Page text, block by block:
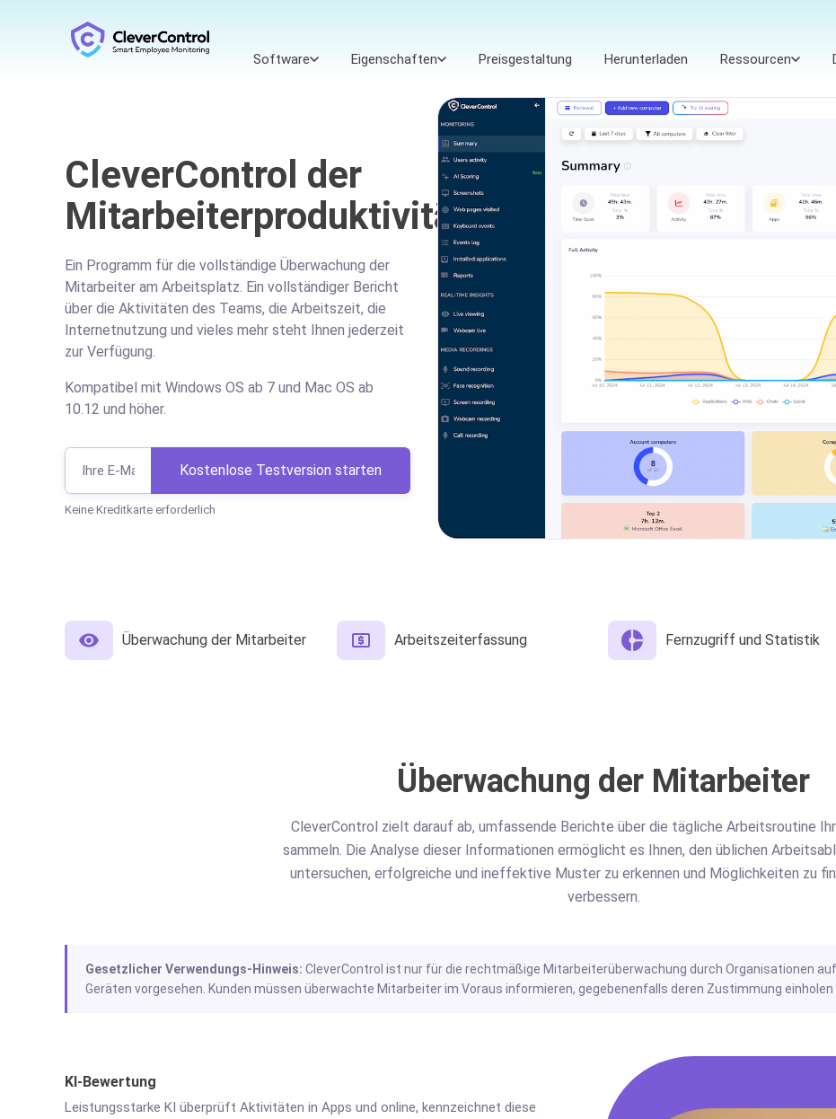
Software Eigenschaften Preisgestaltung Herunterladen Ressourcen
CleverControl der
Mitarbeiterproduktivität
Ein Programm für die vollständige Überwachung der
Mitarbeiter am Arbeitsplatz. Ein vollständiger Bericht
über die Aktivitäten des Teams, die Arbeitszeit, die
Internetnutzung und vieles mehr steht Ihnen jederzeit
zur Verfügung.
Kompatibel mit Windows OS ab 7 und Mac OS ab
10.12 und höher.
Kostenlose Testversion starten
Keine Kreditkarte erforderlich
Überwachung der Mitarbeiter Arbeitszeiterfassung Fernzugriff und Statistik
Überwachung der Mitarbeiter
CleverControl zielt darauf ab, umfassende Berichte über die tägliche Arbeitsroutine
sammeln. Die Analyse dieser Informationen ermöglicht es Ihnen, den üblichen
untersuchen, erfolgreiche und ineffektive Muster zu erkennen und Möglichkeiten zu
verbessern.
Gesetzlicher Verwendungs-Hinweis: CleverControl ist nur für die rechtmäßige Mitarbeiterüberwachung durch Organisationen
Geräten vorgesehen. Kunden müssen überwachte Mitarbeiter im Voraus informieren, gegebenenfalls deren Zustimmung einholen
KI-Bewertung
Leistungsstarke KI überprüft Aktivitäten in Apps und online, kennzeichnet diese